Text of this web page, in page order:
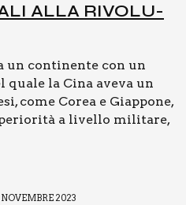
ALLA RIVO­LU­
un continente con un
quale la Cina aveva un
come Corea e Giappone,
a livello militare,
NOVEMBRE 2023